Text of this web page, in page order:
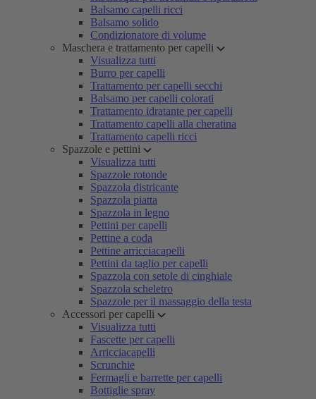
Balsamo capelli ricci
Balsamo solido
Condizionatore di volume
Maschera e trattamento per capelli
Visualizza tutti
Burro per capelli
Trattamento per capelli secchi
Balsamo per capelli colorati
Trattamento idratante per capelli
Trattamento capelli alla cheratina
Trattamento capelli ricci
Spazzole e pettini
Visualizza tutti
Spazzole rotonde
Spazzola districante
Spazzola piatta
Spazzola in legno
Pettini per capelli
Pettine a coda
Pettine arricciacapelli
Pettini da taglio per capelli
Spazzola con setole di cinghiale
Spazzola scheletro
Spazzole per il massaggio della testa
Accessori per capelli
Visualizza tutti
Fascette per capelli
Arricciacapelli
Scrunchie
Fermagli e barrette per capelli
Bottiglie spray